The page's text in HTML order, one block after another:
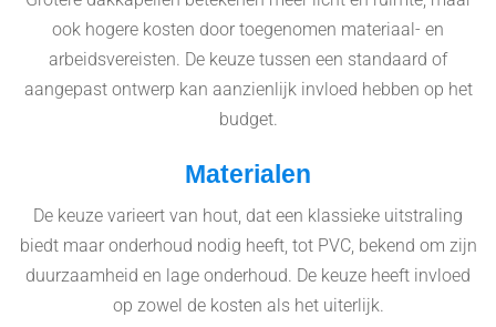
ook hogere kosten door toegenomen materiaal- en
arbeidsvereisten. De keuze tussen een standaard of
aangepast ontwerp kan aanzienlijk invloed hebben op het
budget.
Materialen
De keuze varieert van hout, dat een klassieke uitstraling
biedt maar onderhoud nodig heeft, tot PVC, bekend om zijn
duurzaamheid en lage onderhoud. De keuze heeft invloed
op zowel de kosten als het uiterlijk.